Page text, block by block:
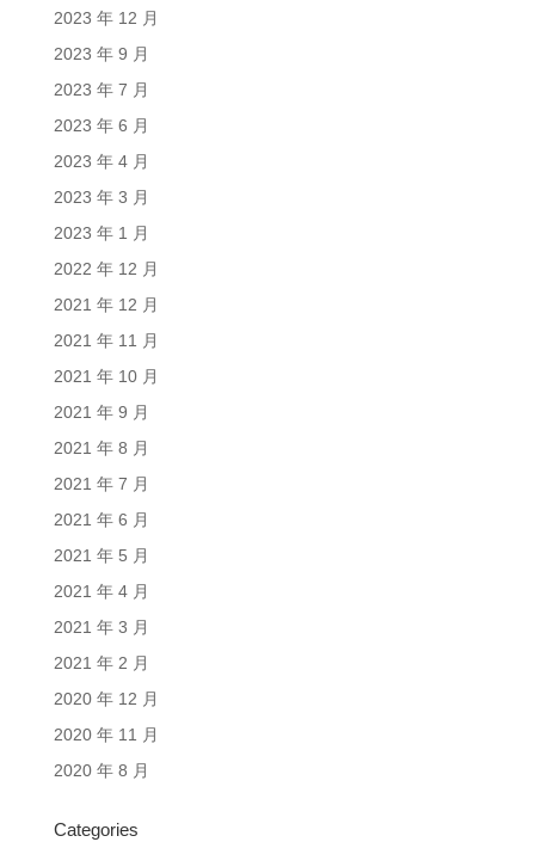
2023 年 12 月
2023 年 9 月
2023 年 7 月
2023 年 6 月
2023 年 4 月
2023 年 3 月
2023 年 1 月
2022 年 12 月
2021 年 12 月
2021 年 11 月
2021 年 10 月
2021 年 9 月
2021 年 8 月
2021 年 7 月
2021 年 6 月
2021 年 5 月
2021 年 4 月
2021 年 3 月
2021 年 2 月
2020 年 12 月
2020 年 11 月
2020 年 8 月
Categories